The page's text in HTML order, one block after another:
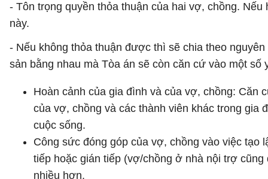
- Tôn trọng quyền thỏa thuận của hai vợ, chồng.
này.
- Nếu không thỏa thuận được thì sẽ chia theo
sản bằng nhau mà Tòa án sẽ còn căn cứ vào một số
Hoàn cảnh của gia đình và của vợ, chồng:
của vợ, chồng và các thành viên khác trong
cuộc sống.
Công sức đóng góp của vợ, chồng vào việc tạo
tiếp hoặc gián tiếp (vợ/chồng ở nhà nội trợ
nhiều hơn.